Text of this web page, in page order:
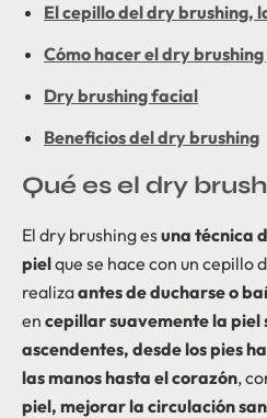
El cepillo del dry brushing,
Cómo hacer el dry
Dry brushing facial
Beneficios del dry brushing
Qué es el dry
El dry brushing esuna técnica
pielque se hace con un cepillo
realizaantes de ducharse o
en cepillar suavemente la piel
ascendentes, desde los pies
las manos hasta el corazón,
piel, mejorar la circulación